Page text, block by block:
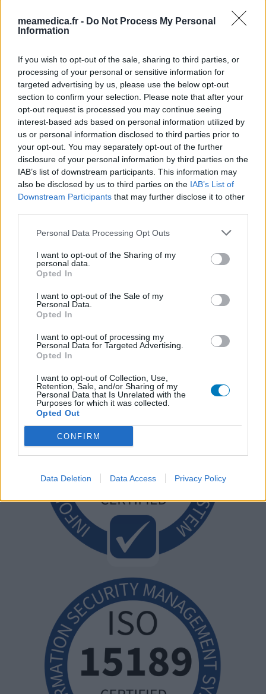
meamedica.fr - Do Not Process My Personal
Information
If you wish to opt-out of the sale, sharing to third parties, or
processing of your personal or sensitive information for
targeted advertising by us, please use the below opt-out
section to confirm your selection. Please note that after your
opt-out request is processed you may continue seeing
interest-based ads based on personal information utilized by
us or personal information disclosed to third parties prior to
your opt-out. You may separately opt-out of the further
disclosure of your personal information by third parties on the
IAB’s list of downstream participants. This information may
also be disclosed by us to third parties on the IAB’s List of
Downstream Participants that may further disclose it to other
Personal Data Processing Opt Outs
I want to opt-out of the Sharing of my
personal data.
Opted In
I want to opt-out of the Sale of my
Personal Data.
Opted In
I want to opt-out of processing my
Personal Data for Targeted Advertising.
Opted In
I want to opt-out of Collection, Use,
Retention, Sale, and/or Sharing of my
Personal Data that Is Unrelated with the
Purposes for which it was collected.
Opted Out
CONFIRM
Data Deletion Data Access Privacy Policy
Les évaluations de cette page sont écrites par les utilisateurs
eux-mêmes ; ces avis sont d’abord lus, et éventuellement
partager des évaluations, il n’est pas nécessaire de posséder
des connaissances médicales. De cette façon, les évaluations
reflètent seulement une image fidèle des expériences propres
aux utilisateurs et pas celle du propriétaire de ce site web.
N’oubliez-pas que les expériences peuvent varier selon les
individus et que pour tout avis médical, il faut toujours prendre
contact avec votre médecin ou votre pharmacien.